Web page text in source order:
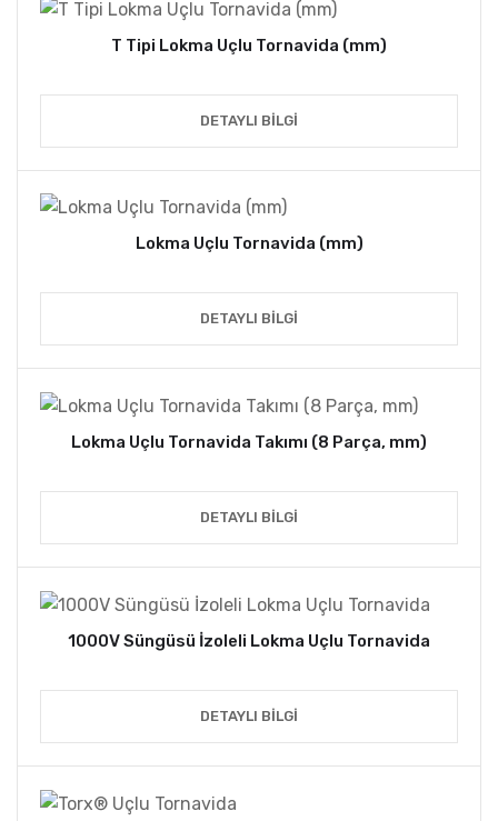
T Tipi Lokma Uçlu Tornavida (mm)
DETAYLI BILGI
Lokma Uçlu Tornavida (mm)
DETAYLI BILGI
Lokma Uçlu Tornavida Takımı (8 Parça, mm)
DETAYLI BILGI
1000V Süngüsü İzoleli Lokma Uçlu Tornavida
DETAYLI BILGI